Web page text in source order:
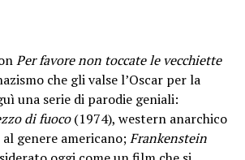
Per favore non toccate le vecchiette
che gli valse l’Oscar per la
una serie di parodie geniali:
di fuoco(1974), western anarchico
genere americano;Frankenstein